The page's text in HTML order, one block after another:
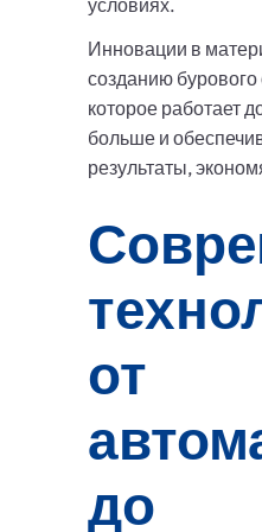
условиях.
Инновации в
созданию
которое работает
больше и
результаты,
от
до